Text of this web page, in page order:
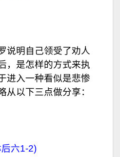
说明自己领受了劝人
，是怎样的方式来执
进入一种看似是悲惨
从以下三点做分享：
六1-2)